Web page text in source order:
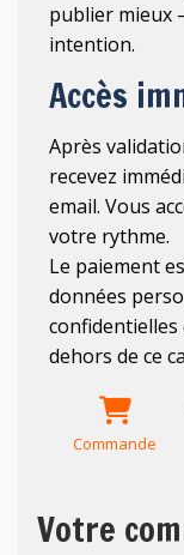
publier mieux
intention.
Accès
Après
recevez
email. Vous
votre rythme.
Le paiement
données
confidentielles
dehors de ce
Commande
Votre